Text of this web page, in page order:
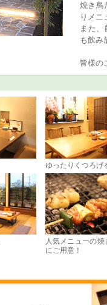
焼き鳥
りメニ
また、
も飲み
皆様の
ゆったりくつろげ
人気メニューの
にご用意！